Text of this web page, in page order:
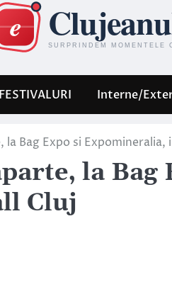
Interne/
Bag Expo si Expomineralia,
la Bag
Cluj